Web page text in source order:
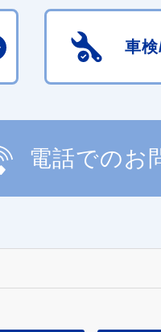
車
電話でのお